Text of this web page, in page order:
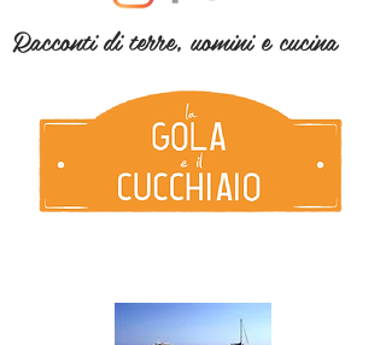
Racconti di terre, uomini e cucina